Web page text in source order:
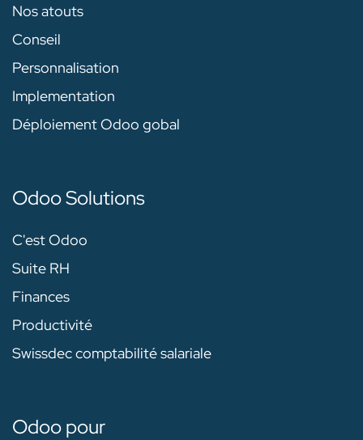
Nos atouts
Conseil
Personnalisation
Implementation
Déploiement Odoo gobal
Odoo Solutions
C'est Odoo
Suite RH
Finances
Productivité
Swissdec comptabilité salariale
Odoo pour